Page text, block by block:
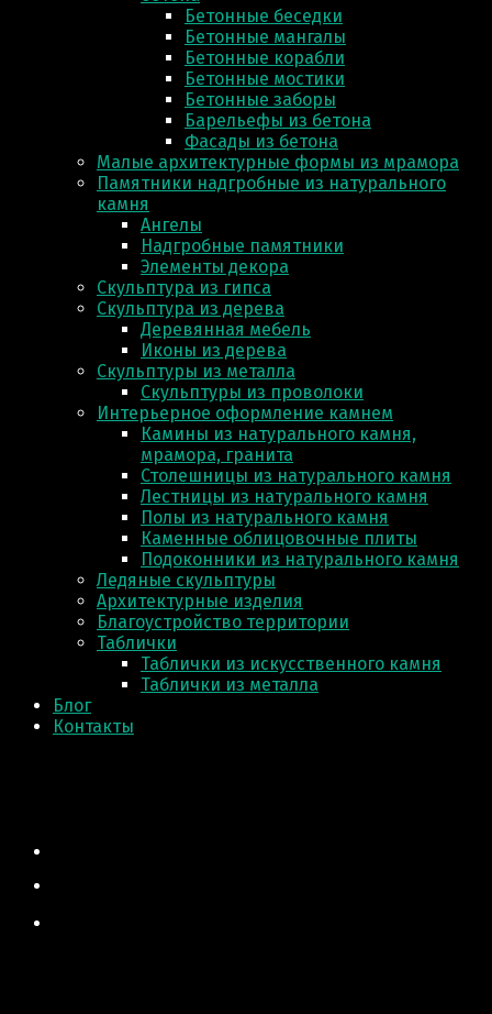
Бетонные беседки
Бетонные мангалы
Бетонные корабли
Бетонные мостики
Бетонные заборы
Барельефы из бетона
Фасады из бетона
Малые архитектурные формы из мрамора
Памятники надгробные из натурального
камня
Ангелы
Надгробные памятники
Элементы декора
Скульптура из гипса
Скульптура из деревa
Деревянная мебель
Иконы из дерева
Скульптуры из металла
Скульптуры из проволоки
Интерьерное оформление камнем
Камины из натурального камня,
мрамора, гранита
Столешницы из натурального камня
Лестницы из натурального камня
Полы из натурального камня
Каменные облицовочные плиты
Подоконники из натурального камня
Ледяные скульптуры
Архитектурные изделия
Благоустройство территории
Таблички
Таблички из искусственного камня
Таблички из металла
Блог
Контакты